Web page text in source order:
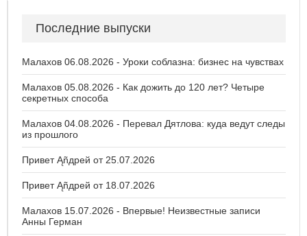
Последние выпуски
Малахов 06.08.2026 - Уроки соблазна: бизнес на чувствах
Малахов 05.08.2026 - Как дожить до 120 лет? Четыре
секретных способа
Малахов 04.08.2026 - Перевал Дятлова: куда ведут следы
из прошлого
Привет Ąñдpей от 25.07.2026
Привет Ąñдpей от 18.07.2026
Малахов 15.07.2026 - Впервые! Неизвестные записи
Анны Герман